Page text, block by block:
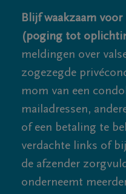
Blijf waakzaam
(poging tot
meldingen over
zogezegde
mom van een
mailadressen,
of een betaling te
verdachte links of
de afzender
onderneemt